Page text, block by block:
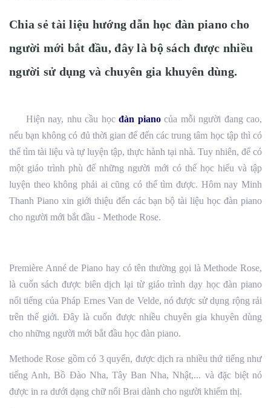
Chia sẻ tài liệu hướng dẫn học đàn piano cho
người mới bắt đầu, đây là bộ sách được nhiều
người sử dụng và chuyên gia khuyên dùng.
Hiện nay, nhu cầu học đàn pianocủa mỗi người đang cao,
nếu bạn không có đủ thời gian để đến các trung tâm học tập thì có
thể tìm tài liệu và tự luyện tập, thực hành tại nhà. Tuy nhiên, để có
một giáo trình phù để những người mới có thể học hiểu và tập
luyện theo không phải ai cũng có thể tìm được. Hôm nay Minh
Thanh Piano xin giới thiệu đến các bạn bộ tài liệu học đàn piano
cho người mới bắt đầu - Methode Rose.
Première Anné de Piano hay có tên thường gọi là Methode Rose,
là cuốn sách được biên dịch lại từ giáo trình dạy học đàn piano
nổi tiếng của Pháp Ernes Van de Velde, nó được sử dụng rộng rải
trên thế giới. Đây là cuốn được nhiều chuyên gia khuyên dùng
cho những người mới bắt đầu học đàn piano.
Methode Rose gồm có 3 quyển, được dịch ra nhiều thứ tiếng như
tiếng Anh, Bồ Đào Nha, Tây Ban Nha, Nhật,... và đặc biệt nó
được in ra dưới dạng chữ nổi Brai dành cho người khiếm thị.